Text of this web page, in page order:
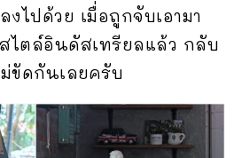
งไปด้วย เมื่อถูกจับเอามา
ไตล์อินดัสเทรียลแล้ว กลับ
ขัดกันเลยครับ